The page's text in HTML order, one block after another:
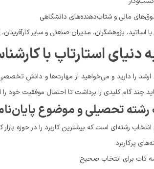
مالی و شتاب‌دهنده‌های دانشگاهی
با اساتید، پژوهشگران، مدیران صنعتی و سایر
دنیای استارتاپ با
ارشد را دارید و می‌خواهید از مهارت‌ها و دانش
چند گام کلیدی را برداشت تا احتمال موفقیت خود
رشته‌ای است که بیشترین کاربرد را در حوزه بازار
پرکاربرد
تات برای انتخاب صحیح